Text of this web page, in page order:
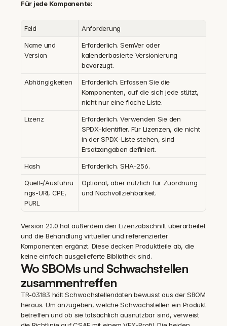
Für jede Komponente:
Feld Anforderung
Name und
Version
Erforderlich. SemVer oder
kalenderbasierte Versionierung
bevorzugt.
Abhängigkeiten
Erforderlich. Erfassen Sie die
Komponenten, auf die sich jede stützt,
nicht nur eine flache Liste.
Lizenz
Erforderlich. Verwenden Sie den
SPDX-Identifier. Für Lizenzen, die nicht
in der SPDX-Liste stehen, sind
Ersatzangaben definiert.
Hash Erforderlich. SHA-256.
Quell-/Ausführu
ngs-URI, CPE,
PURL
Optional, aber nützlich für Zuordnung
und Nachvollziehbarkeit.
Version 2.1.0 hat außerdem den Lizenzabschnitt überarbeitet
und die Behandlung virtueller und referenzierter
Komponenten ergänzt. Diese decken Produktteile ab, die
keine einfach ausgelieferte Bibliothek sind.
Wo SBOMs und Schwachstellen
zusammentreffen
TR-03183 hält Schwachstellendaten bewusst aus der SBOM
heraus. Um anzugeben, welche Schwachstellen ein Produkt
betreffen und ob sie tatsächlich ausnutzbar sind, verweist